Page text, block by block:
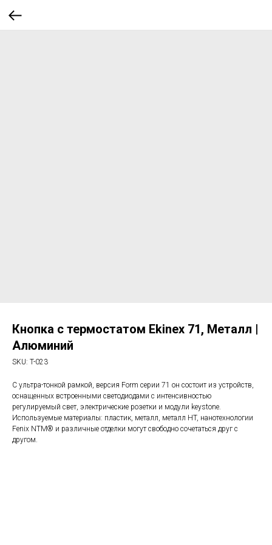
Кнопка с термостатом Ekinex 71, Металл |
Алюминий
SKU: T-023
С ультра-тонкой рамкой, версия Form серии 71 он состоит из устройств,
оснащенных встроенными светодиодами с интенсивностью
регулируемый свет, электрические розетки и модули keystone.
Используемые материалы: пластик, металл, металл HT, нанотехнологии
Fenix NTM® и различные отделки могут свободно сочетаться друг с
другом.